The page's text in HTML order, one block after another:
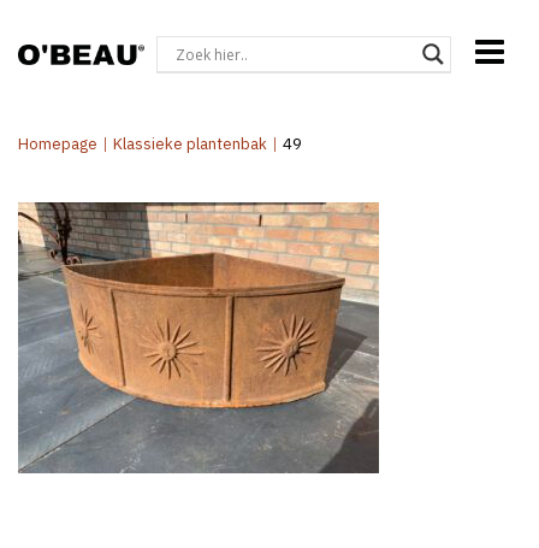
Homepage | Klassieke plantenbak | 49